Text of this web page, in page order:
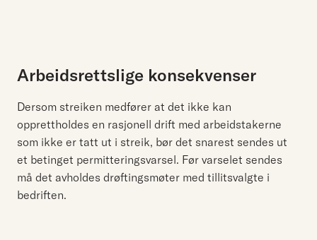
Arbeidsrettslige konsekvenser
Dersom streiken medfører at det ikke kan
opprettholdes en rasjonell drift med arbeidstakerne
som ikke er tatt ut i streik, bør det snarest sendes ut
et betinget permitteringsvarsel. Før varselet sendes
må det avholdes drøftingsmøter med tillitsvalgte i
bedriften.